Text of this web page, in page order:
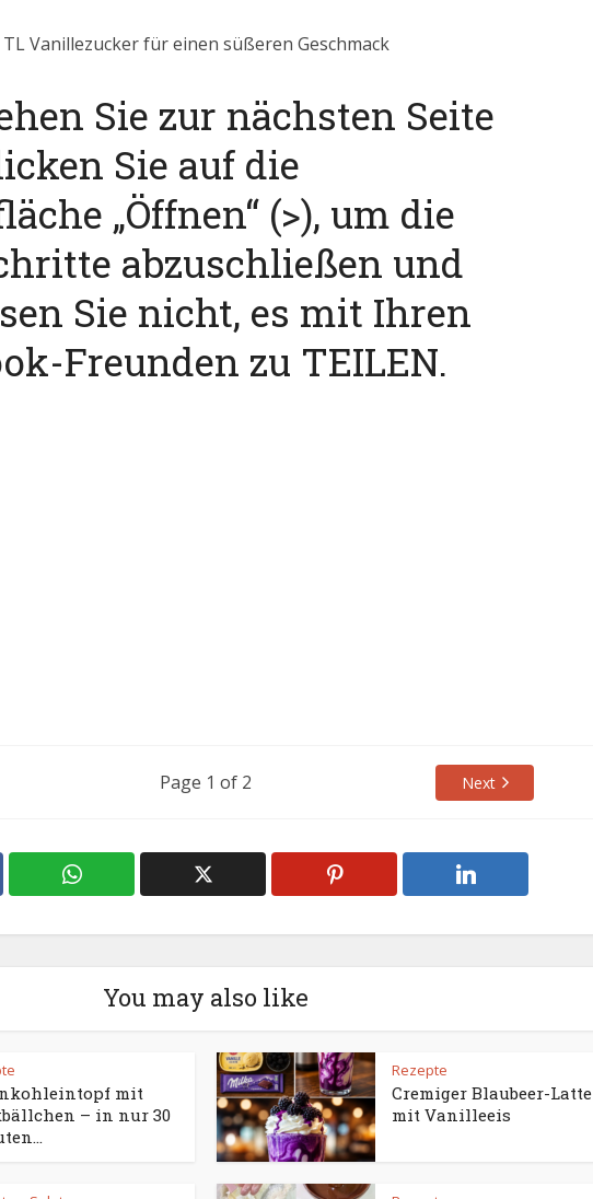
Vanillezucker für einen süßeren Geschmack
Sie zur nächsten Seite
Sie auf die
„Öffnen“ (>), um die
abzuschließen und
Sie nicht, es mit Ihren
Freunden zu TEILEN.
Page 1 of 2 Next
You may also like
mit
– in nur 30
Rezepte
Cremiger Blaubeer-Latte
mit Vanilleeis